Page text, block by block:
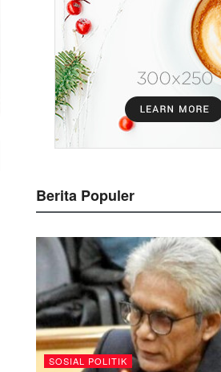
Berita Populer
SOSIAL POLITIK